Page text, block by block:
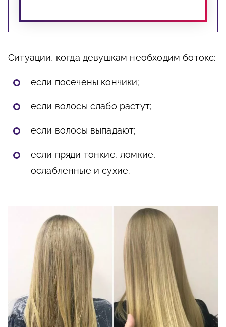
Ситуации, когда девушкам необходим ботокс:
если посечены кончики;
если волосы слабо растут;
если волосы выпадают;
если пряди тонкие, ломкие,
ослабленные и сухие.